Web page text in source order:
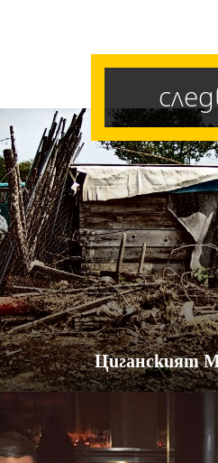
Циганският